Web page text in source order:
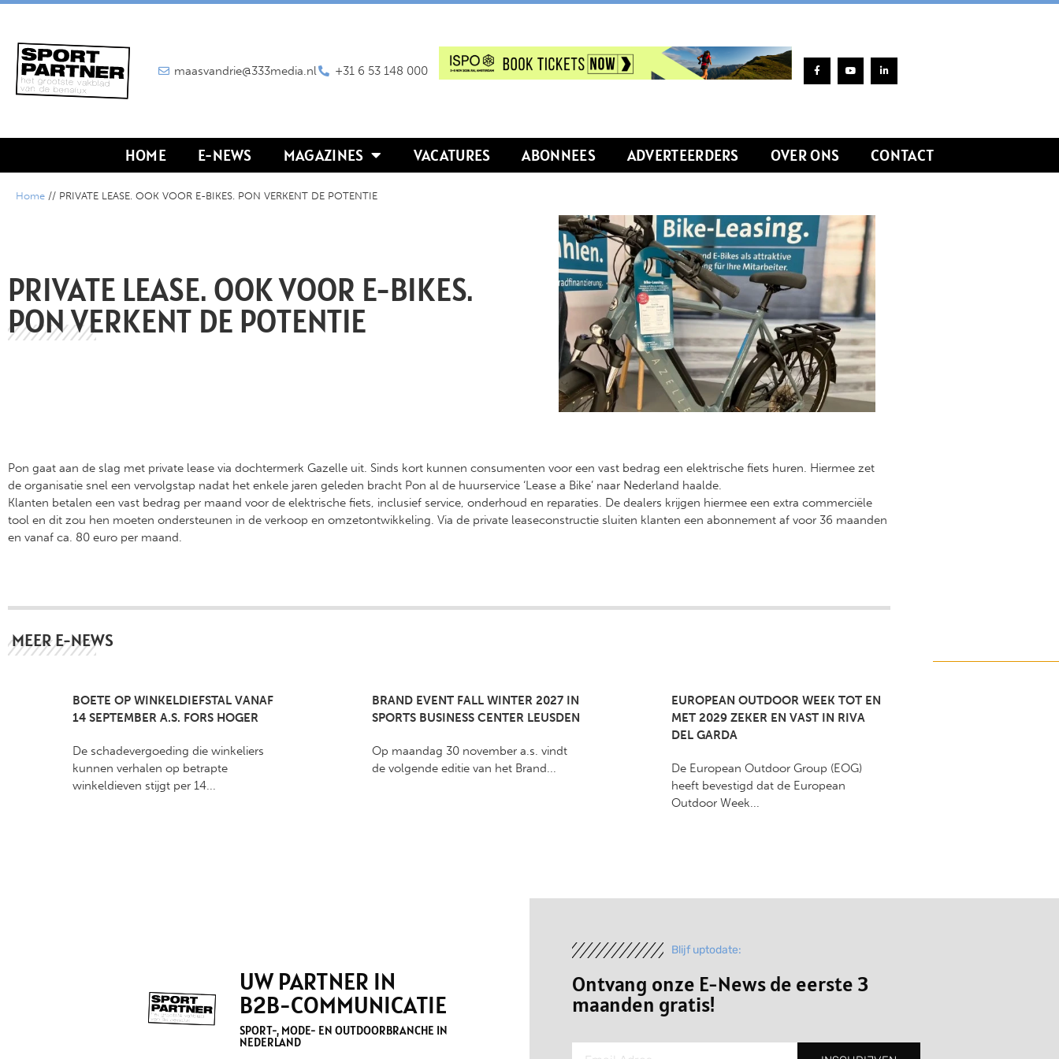
maasvandrie@333media.nl +31 6 53 148 000
HOME E-NEWS MAGAZINES VACATURES ABONNEES ADVERTEERDERS OVER ONS CONTACT
Home // PRIVATE LEASE. OOK VOOR E-BIKES. PON VERKENT DE POTENTIE
PRIVATE LEASE. OOK VOOR E-BIKES.
PON VERKENT DE POTENTIE
Pon gaat aan de slag met private lease via dochtermerk Gazelle uit. Sinds kort kunnen consumenten voor een vast bedrag een elektrische fiets huren. Hiermee zet
de organisatie snel een vervolgstap nadat het enkele jaren geleden bracht Pon al de huurservice ‘Lease a Bike’ naar Nederland haalde.
Klanten betalen een vast bedrag per maand voor de elektrische fiets, inclusief service, onderhoud en reparaties. De dealers krijgen hiermee een extra commerciële
tool en dit zou hen moeten ondersteunen in de verkoop en omzetontwikkeling. Via de private leaseconstructie sluiten klanten een abonnement af voor 36 maanden
en vanaf ca. 80 euro per maand.
MEER E-NEWS
BOETE OP WINKELDIEFSTAL VANAF
14 SEPTEMBER A.S. FORS HOGER
De schadevergoeding die winkeliers
kunnen verhalen op betrapte
winkeldieven stijgt per 14...
BRAND EVENT FALL WINTER 2027 IN
SPORTS BUSINESS CENTER LEUSDEN
Op maandag 30 november a.s. vindt
de volgende editie van het Brand...
EUROPEAN OUTDOOR WEEK TOT EN
MET 2029 ZEKER EN VAST IN RIVA
DEL GARDA
De European Outdoor Group (EOG)
heeft bevestigd dat de European
Outdoor Week...
UW PARTNER IN
B2B-COMMUNICATIE
SPORT-, MODE- EN OUTDOORBRANCHE IN
NEDERLAND
Blijf uptodate:
Ontvang onze E-News de eerste 3
maanden gratis!